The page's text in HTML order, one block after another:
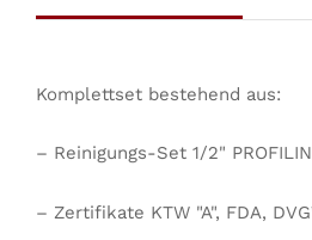
Komplettset bestehend aus:
– Reinigungs-Set 1/2"
– Zertifikate KTW "A", FDA,